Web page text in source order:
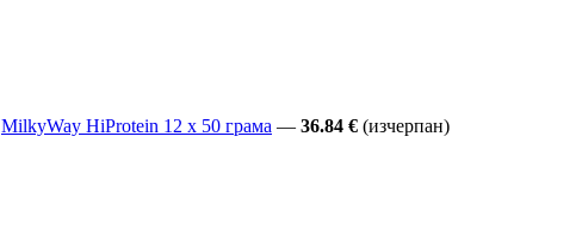
MilkyWay HiProtein 12 x 50 грама — 36.84 € (изчерпан)